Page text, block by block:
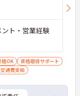
ト・営業経験
格OK
資格取得サポート
交通費支給